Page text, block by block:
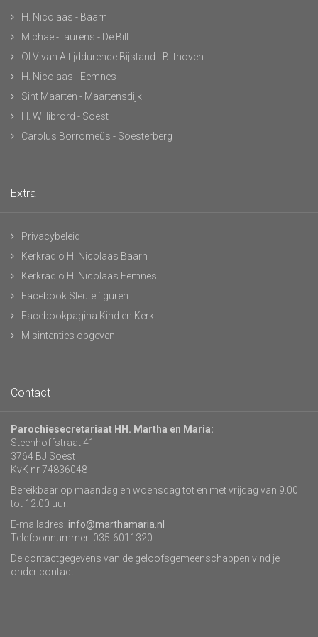
H. Nicolaas - Baarn
Michaël-Laurens - De Bilt
OLV van Altijddurende Bijstand - Bilthoven
H. Nicolaas - Eemnes
Sint Maarten - Maartensdijk
H. Willibrord - Soest
Carolus Borromeüs - Soesterberg
Extra
Privacybeleid
Kerkradio H. Nicolaas Baarn
Kerkradio H. Nicolaas Eemnes
Facebook Sleutelfiguren
Facebookpagina Kind en Kerk
Misintenties opgeven
Contact
Parochiesecretariaat HH. Martha en Maria:
Steenhoffstraat 41
3764 BJ Soest
KvK nr 74836048
Bereikbaar op maandag en woensdag tot en met vrijdag van 9.00
tot 12.00 uur.
E-mailadres: info@marthamaria.nl
Telefoonnummer: 035-6011320
De contactgegevens van de geloofsgemeenschappen vind je
onder contact!